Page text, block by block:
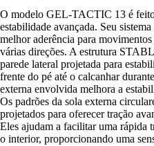
O modelo GEL-TACTIC 13 é
estabilidade avançada. Seu
melhor aderência para
várias direções. A estrutura
parede lateral projetada para
frente do pé até o calcanhar
externa envolvida melhora a
Os padrões da sola externa
projetados para oferecer tração
Eles ajudam a facilitar uma rápida
o interior, proporcionando uma